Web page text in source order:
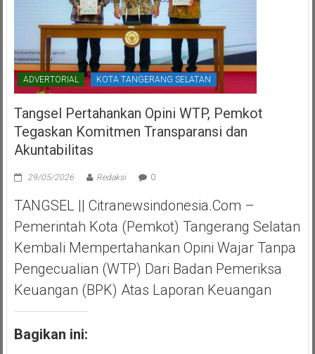
ADVERTORIAL KOTA TANGERANG SELATAN
Tangsel Pertahankan Opini WTP, Pemkot
Tegaskan Komitmen Transparansi dan
Akuntabilitas
29/05/2026 Redaksi 0
TANGSEL || Citranewsindonesia.com –
Pemerintah Kota (Pemkot) Tangerang Selatan
Kembali Mempertahankan Opini Wajar Tanpa
Pengecualian (WTP) Dari Badan Pemeriksa
Keuangan (BPK) Atas Laporan Keuangan
Bagikan ini: